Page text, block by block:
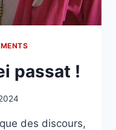
passat !
des discours,